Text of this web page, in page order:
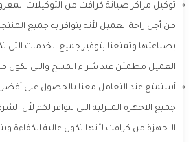
توكيل مراكز صيانة كرافت من التوكيلات
من أجل راحة العميل لأنه يتوافر به جميع
بصناعتها وتمتعنا بتوفير جميع الخدمات التى
العميل مطمئن عند شراء المنتج والتى تكون
أستمتع عند التعامل معنا بالحصول على
جميع الاجهزة المنزلية التى تتوافر لكم لأن
الاجهزة من كرافت لأنها تكون عالية الكفاءة